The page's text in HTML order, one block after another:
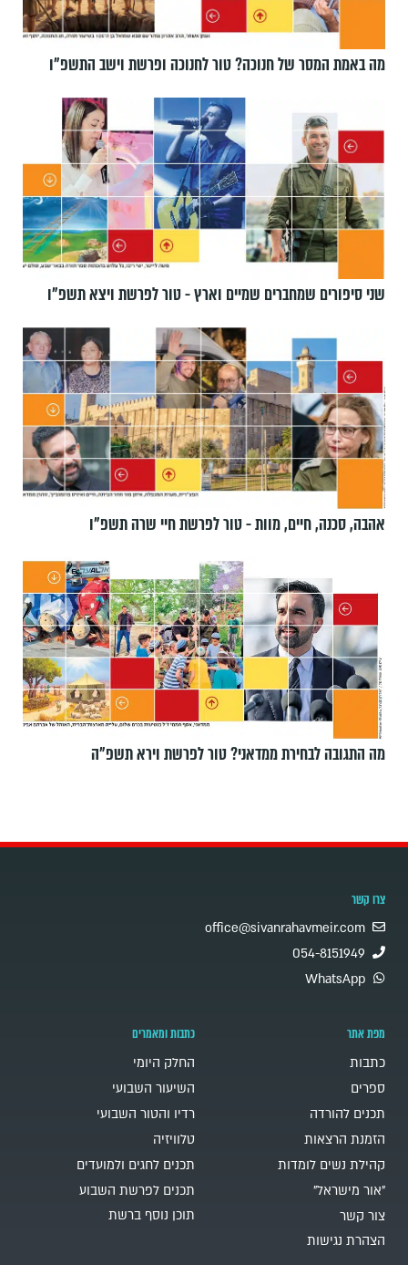
מה באמת המסר של חנוכה? טור לחנוכה ופרשת וישב התשפ״ו
שני סיפורים שמחברים שמיים וארץ - טור לפרשת ויצא תשפ"ו
אהבה, סכנה, חיים, מוות - טור לפרשת חיי שרה תשפ"ו
מה התגובה לבחירת ממדאני? טור לפרשת וירא תשפ"ה
צרו קשר
office@sivanrahavmeir.com
054-8151949
WhatsApp
מפת אתר
כתבות
ספרים
תכנים להורדה
הזמנת הרצאות
קהילת נשים לומדות
"אור מישראל"
צור קשר
הצהרת נגישות
כתבות ומאמרים
החלק היומי
השיעור השבועי
רדיו והטור השבועי
טלוויזיה
תכנים לחגים ולמועדים
תכנים לפרשת השבוע
תוכן נוסף ברשת